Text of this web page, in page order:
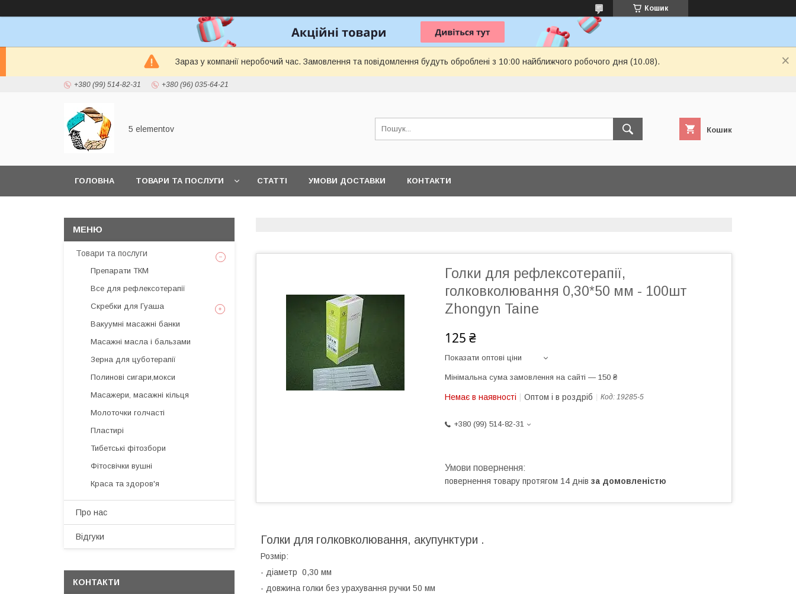
Кошик
Зараз у компанії неробочий час. Замовлення та повідомлення будуть оброблені з 10:00 найближчого робочого дня (10.08).
+380 (99) 514-82-31 +380 (96) 035-64-21
5 elementov Кошик
ГОЛОВНА ТОВАРИ ТА ПОСЛУГИ СТАТТІ УМОВИ ДОСТАВКИ КОНТАКТИ
Голки для рефлексотерапії,
голковколювання 0,30*50 мм - 100шт
Zhongyn Taine
125 ₴
Показати оптові ціни
Мінімальна сума замовлення на сайті — 150 ₴
Немає в наявності Оптом і в роздріб Код: 19285-5
+380 (99) 514-82-31
повернення товару протягом 14 днів за домовленістю
Голки для голковколювання, акупунктури .
Розмір:
- діаметр 0,30 мм
- довжина голки без урахування ручки 50 мм
Товари та послуги
Препарати ТКМ
Все для рефлексотерапії
Скребки для Гуаша
Вакуумні масажні банки
Масажні масла і бальзами
Зерна для цуботерапії
Полинові сигари,мокси
Масажери, масажні кільця
Молоточки голчасті
Пластирі
Тибетські фітозбори
Фітосвічки вушні
Краса та здоров'я
Про нас
Відгуки
КОНТАКТИ